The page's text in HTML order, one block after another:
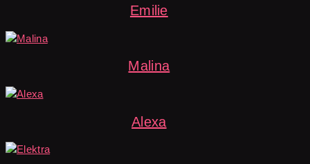
Emilie
Malina
Alexa